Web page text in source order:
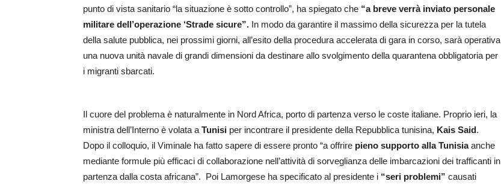
punto di vista sanitario “la situazione è sotto controllo”, ha spiegato che “a breve verrà inviato personale
militare dell’operazione ‘Strade sicure”. In modo da garantire il massimo della sicurezza per la tutela
della salute pubblica, nei prossimi giorni, all’esito della procedura accelerata di gara in corso, sarà operativa
una nuova unità navale di grandi dimensioni da destinare allo svolgimento della quarantena obbligatoria per
i migranti sbarcati.
Il cuore del problema è naturalmente in Nord Africa, porto di partenza verso le coste italiane. Proprio ieri, la
ministra dell’Interno è volata a Tunisi per incontrare il presidente della Repubblica tunisina, Kais Said.
Dopo il colloquio, il Viminale ha fatto sapere di essere pronto “a offrire pieno supporto alla Tunisiaanche
mediante formule più efficaci di collaborazione nell’attività di sorveglianza delle imbarcazioni dei trafficanti in
partenza dalla costa africana”. Poi Lamorgese ha specificato al presidente i “seri problemi” causati